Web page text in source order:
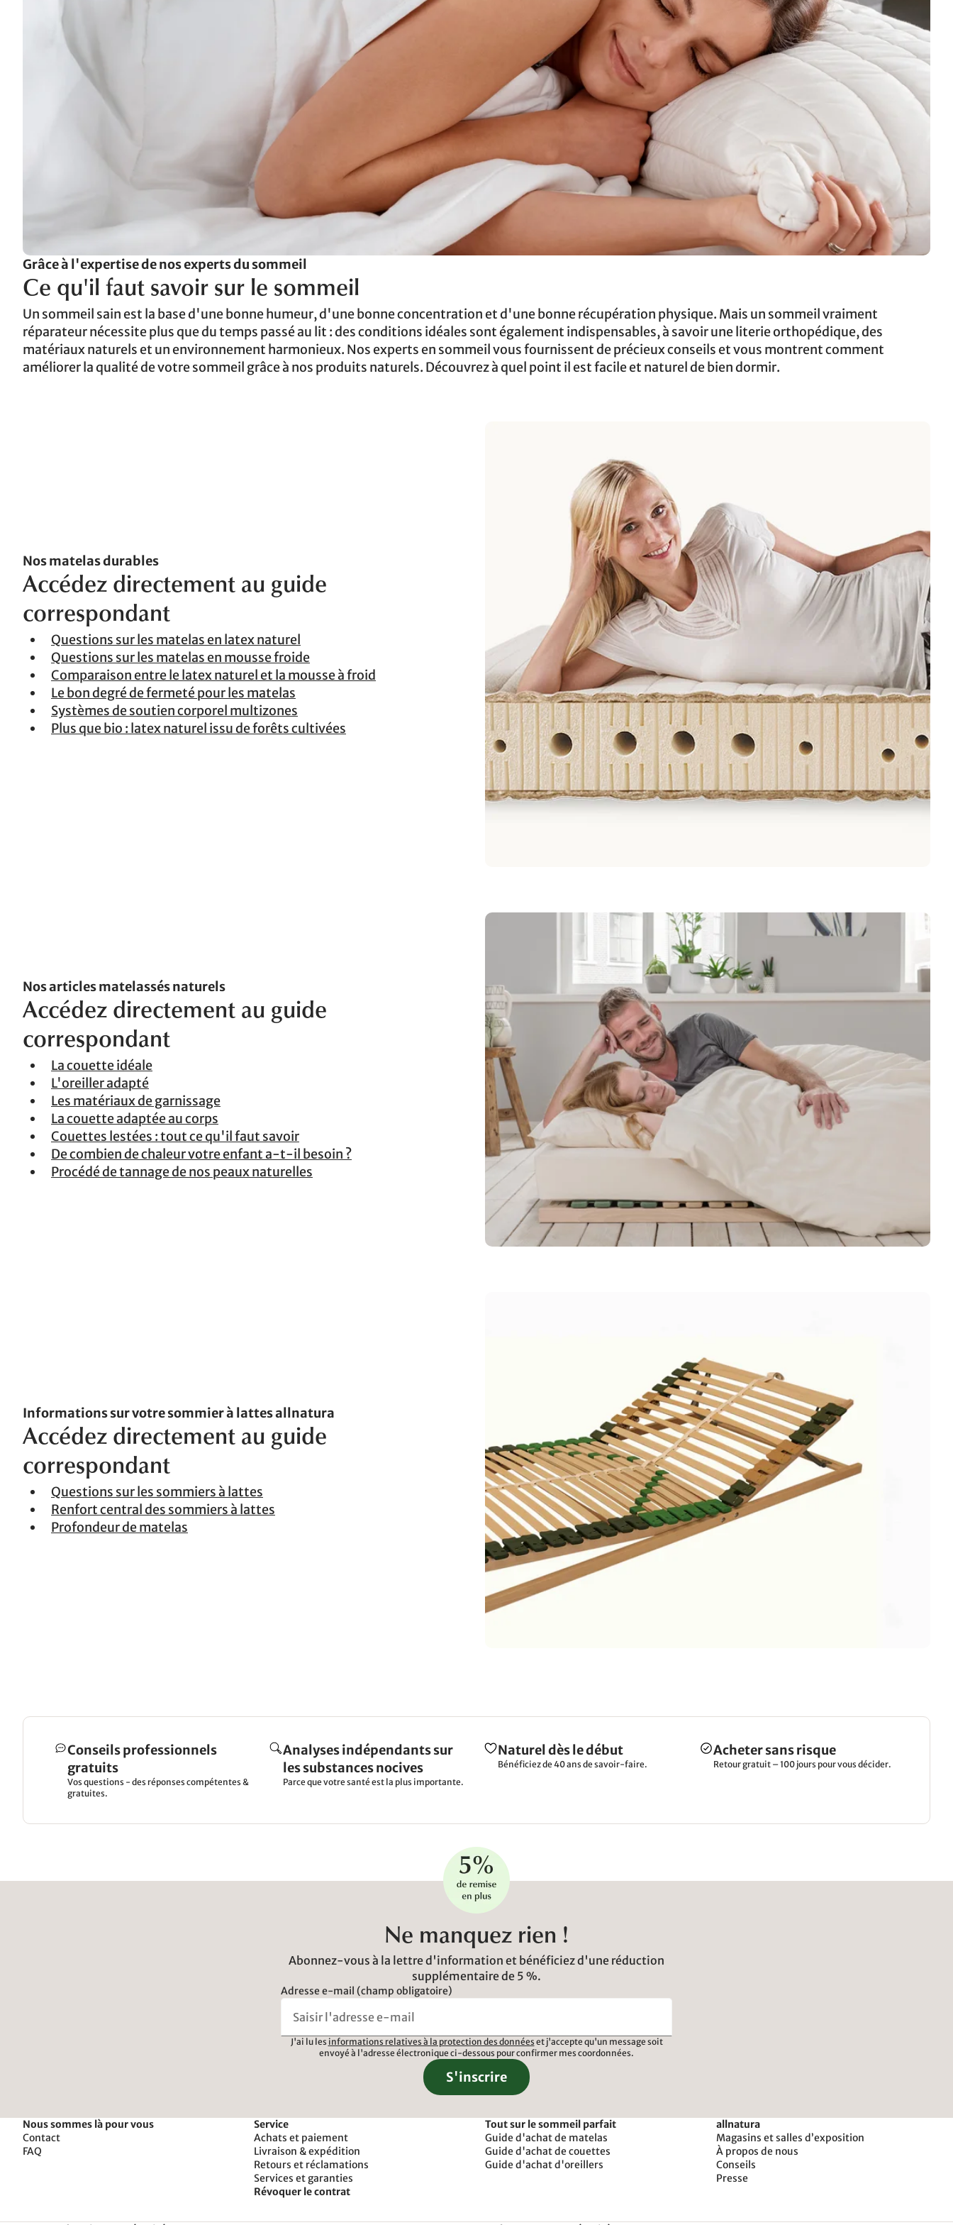
Grâce à l'expertise de nos experts du sommeil
Ce qu'il faut savoir sur le sommeil
Un sommeil sain est la base d'une bonne humeur, d'une bonne concentration et d'une bonne récupération physique. Mais un sommeil vraiment
réparateur nécessite plus que du temps passé au lit : des conditions idéales sont également indispensables, à savoir une literie orthopédique, des
matériaux naturels et un environnement harmonieux. Nos experts en sommeil vous fournissent de précieux conseils et vous montrent comment
améliorer la qualité de votre sommeil grâce à nos produits naturels. Découvrez à quel point il est facile et naturel de bien dormir.
Nos matelas durables
Accédez directement au guide
correspondant
Questions sur les matelas en latex naturel
Questions sur les matelas en mousse froide
Comparaison entre le latex naturel et la mousse à froid
Le bon degré de fermeté pour les matelas
Systèmes de soutien corporel multizones
Plus que bio : latex naturel issu de forêts cultivées
Nos articles matelassés naturels
Accédez directement au guide
correspondant
La couette idéale
L'oreiller adapté
Les matériaux de garnissage
La couette adaptée au corps
Couettes lestées : tout ce qu'il faut savoir
De combien de chaleur votre enfant a-t-il besoin ?
Procédé de tannage de nos peaux naturelles
Informations sur votre sommier à lattes allnatura
Accédez directement au guide
correspondant
Questions sur les sommiers à lattes
Renfort central des sommiers à lattes
Profondeur de matelas
Conseils professionnels
gratuits
Vos questions - des réponses compétentes &
gratuites.
Analyses indépendants sur
les substances nocives
Parce que votre santé est la plus importante.
Naturel dès le début
Bénéficiez de 40 ans de savoir-faire.
Acheter sans risque
Retour gratuit – 100 jours pour vous décider.
Ne manquez rien !
Abonnez-vous à la lettre d'information et bénéficiez d'une réduction
supplémentaire de 5 %.
Adresse e-mail (champ obligatoire)
J'ai lu les informations relatives à la protection des données et j'accepte qu'un message soit
envoyé à l'adresse électronique ci-dessous pour confirmer mes coordonnées.
S'inscrire
Nous sommes là pour vous
Contact
FAQ
Service
Achats et paiement
Livraison & expédition
Retours et réclamations
Services et garanties
Révoquer le contrat
Tout sur le sommeil parfait
Guide d'achat de matelas
Guide d'achat de couettes
Guide d'achat d'oreillers
allnatura
Magasins et salles d’exposition
À propos de nous
Conseils
Presse